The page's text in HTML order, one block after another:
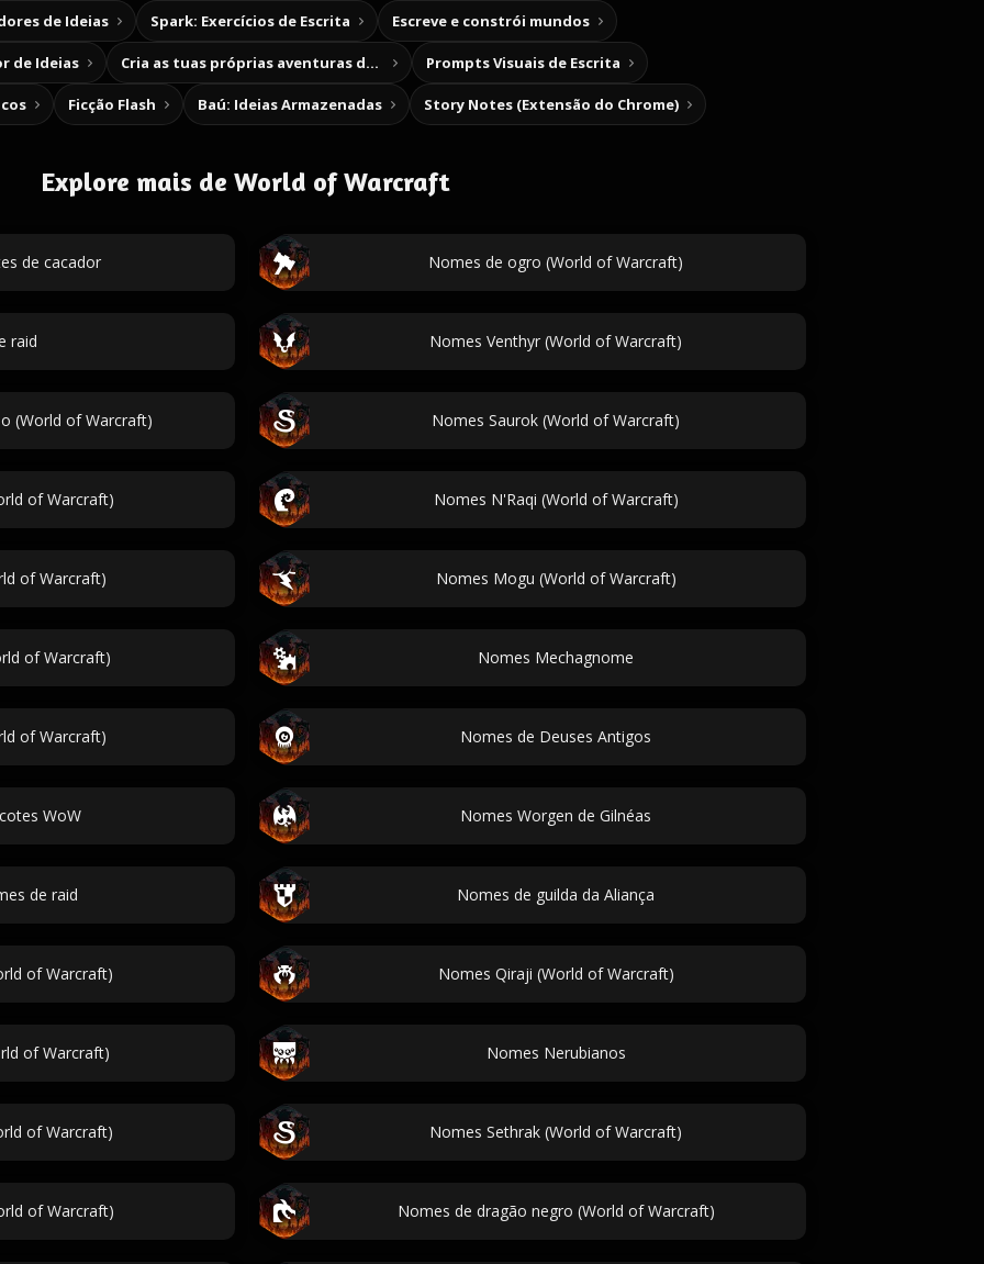
de Ideias Spark: Exercícios de Escrita Escreve e constrói mundos
de Ideias Cria as tuas próprias aventuras de escolha Prompts Visuais de Escrita
Ficção Flash Baú: Ideias Armazenadas Story Notes (Extensão do Chrome)
Explore mais de World of Warcraft
de cacador Nomes de ogro (World of Warcraft)
raid Nomes Venthyr (World of Warcraft)
(World of Warcraft) Nomes Saurok (World of Warcraft)
of Warcraft) Nomes N'Raqi (World of Warcraft)
of Warcraft) Nomes Mogu (World of Warcraft)
of Warcraft) Nomes Mechagnome
of Warcraft) Nomes de Deuses Antigos
WoW Nomes Worgen de Gilnéas
de raid Nomes de guilda da Aliança
of Warcraft) Nomes Qiraji (World of Warcraft)
of Warcraft) Nomes Nerubianos
of Warcraft) Nomes Sethrak (World of Warcraft)
of Warcraft) Nomes de dragão negro (World of Warcraft)